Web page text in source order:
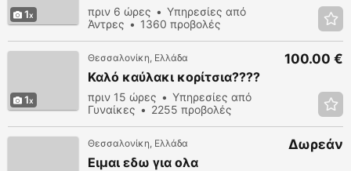
1 πριν 6 ώρες
Υπηρεσίες από
Άντρες
1360 προβολές
1
Θεσσαλονίκη, Ελλάδα
Καλό καύλακι κορίτσια????
πριν 15 ώρες
Υπηρεσίες από
Γυναίκες
2255 προβολές
100.00 €
Θεσσαλονίκη, Ελλάδα
Ειμαι εδω για ολα
Δωρεάν